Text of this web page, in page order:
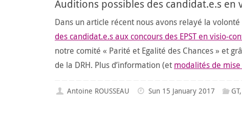
Auditions possibles des candidat.e.s
Dans un article récent nous avons relayé la
des candidat.e.s aux concours des EPST en visio-
notre comité « Parité et Egalité des Chances » et
de la DRH. Plus d’information (et modalités de
Antoine ROUSSEAU Sun 15 January 2017 GT,